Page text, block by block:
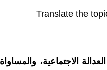
Translate the
الاجتماعية، والمساواة